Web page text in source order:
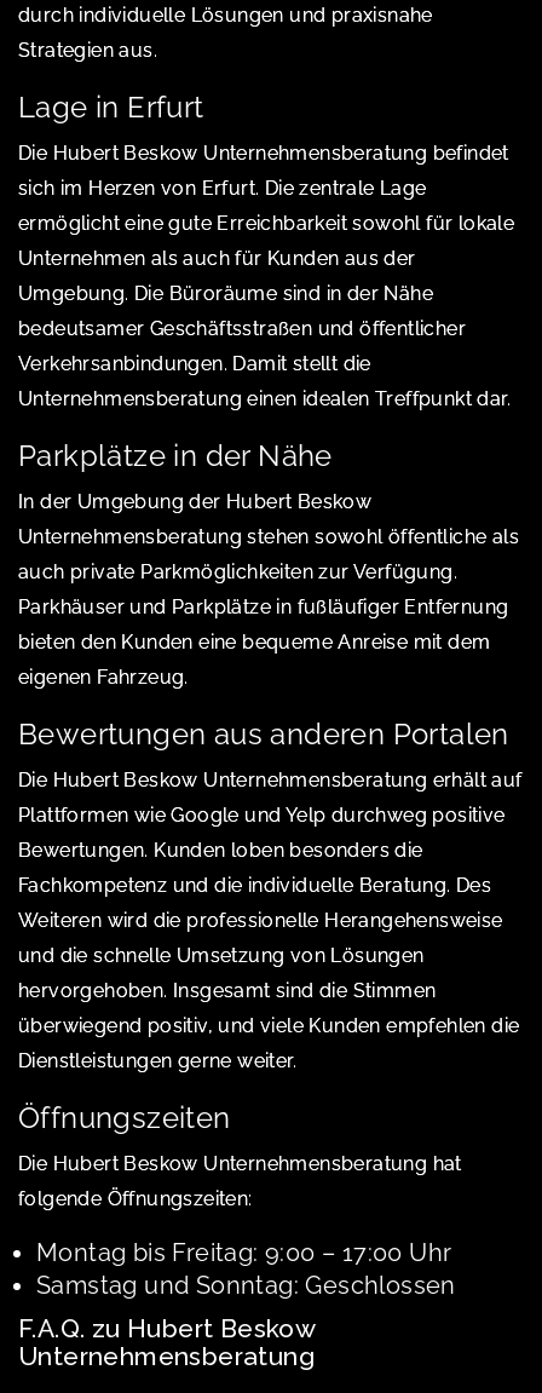
durch individuelle Lösungen und praxisnahe
Strategien aus.
Lage in Erfurt
Die Hubert Beskow Unternehmensberatung befindet
sich im Herzen von Erfurt. Die zentrale Lage
ermöglicht eine gute Erreichbarkeit sowohl für lokale
Unternehmen als auch für Kunden aus der
Umgebung. Die Büroräume sind in der Nähe
bedeutsamer Geschäftsstraßen und öffentlicher
Verkehrsanbindungen. Damit stellt die
Unternehmensberatung einen idealen Treffpunkt dar.
Parkplätze in der Nähe
In der Umgebung der Hubert Beskow
Unternehmensberatung stehen sowohl öffentliche als
auch private Parkmöglichkeiten zur Verfügung.
Parkhäuser und Parkplätze in fußläufiger Entfernung
bieten den Kunden eine bequeme Anreise mit dem
eigenen Fahrzeug.
Bewertungen aus anderen Portalen
Die Hubert Beskow Unternehmensberatung erhält auf
Plattformen wie Google und Yelp durchweg positive
Bewertungen. Kunden loben besonders die
Fachkompetenz und die individuelle Beratung. Des
Weiteren wird die professionelle Herangehensweise
und die schnelle Umsetzung von Lösungen
hervorgehoben. Insgesamt sind die Stimmen
überwiegend positiv, und viele Kunden empfehlen die
Dienstleistungen gerne weiter.
Öffnungszeiten
Die Hubert Beskow Unternehmensberatung hat
folgende Öffnungszeiten:
Montag bis Freitag: 9:00 – 17:00 Uhr
Samstag und Sonntag: Geschlossen
F.A.Q. zu Hubert Beskow
Unternehmensberatung